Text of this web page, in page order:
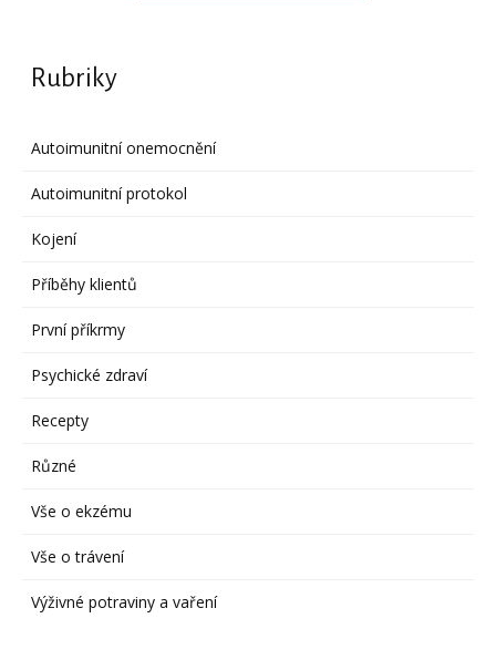
Rubriky
Autoimunitní onemocnění
Autoimunitní protokol
Kojení
Příběhy klientů
První příkrmy
Psychické zdraví
Recepty
Různé
Vše o ekzému
Vše o trávení
Výživné potraviny a vaření